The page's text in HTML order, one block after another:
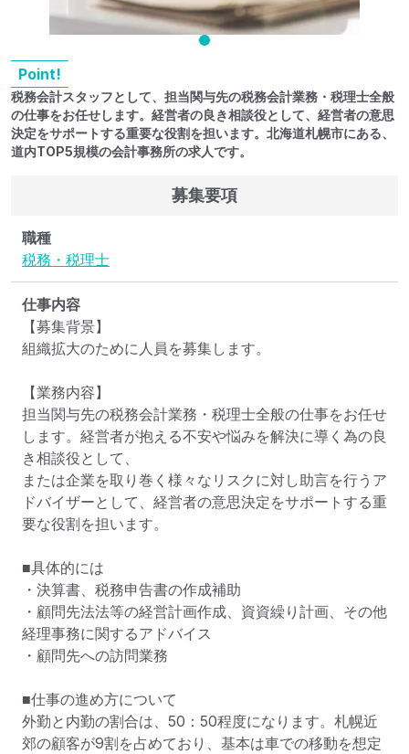
Point!
税務会計スタッフとして、担当関与先の税務会計業務・税理士全般
の仕事をお任せします。経営者の良き相談役として、経営者の意思
決定をサポートする重要な役割を担います。北海道札幌市にある、
道内TOP5規模の会計事務所の求人です。
募集要項
職種
税務・税理士
仕事内容
【募集背景】
組織拡大のために人員を募集します。
【業務内容】
担当関与先の税務会計業務・税理士全般の仕事をお任せ
します。経営者が抱える不安や悩みを解決に導く為の良
き相談役として、
または企業を取り巻く様々なリスクに対し助言を行うア
ドバイザーとして、経営者の意思決定をサポートする重
要な役割を担います。
■具体的には
・決算書、税務申告書の作成補助
・顧問先法法等の経営計画作成、資資繰り計画、その他
経理事務に関するアドバイス
・顧問先への訪問業務
■仕事の進め方について
外勤と内勤の割合は、50：50程度になります。札幌近
郊の顧客が9割を占めており、基本は車での移動を想定